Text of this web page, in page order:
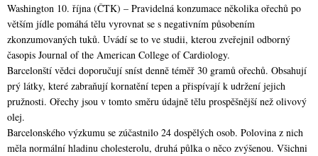
Washington 10. října (ČTK) – Pravidelná konzumace několika ořechů po
větším jídle pomáhá tělu vyrovnat se s negativním působením
zkonzumovaných tuků. Uvádí se to ve studii, kterou zveřejnil odborný
časopis Journal of the American College of Cardiology.
Barcelonští vědci doporučují sníst denně téměř 30 gramů ořechů. Obsahují
prý látky, které zabraňují kornatění tepen a přispívají k udržení jejich
pružnosti. Ořechy jsou v tomto směru údajně tělu prospěšnější než olivový
olej.
Barcelonského výzkumu se zúčastnilo 24 dospělých osob. Polovina z nich
měla normální hladinu cholesterolu, druhá půlka o něco zvýšenou. Všichni